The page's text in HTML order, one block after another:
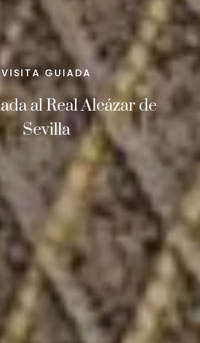
VISITA GUIADA
al Real Alcázar de
Sevilla